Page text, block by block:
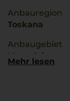
Anbauregion
Toskana
Anbaugebiet
Montalcino
Mehr lesen